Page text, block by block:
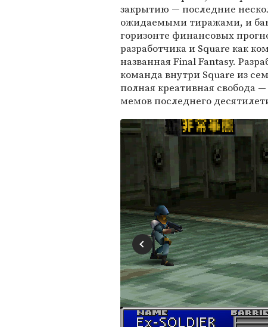
закрытию — последние
ожидаемыми тиражами, и
горизонте финансовых
разработчика и Square как
названная Final Fantasy.
команда внутри Square из
полная креативная свобода
мемов последнего